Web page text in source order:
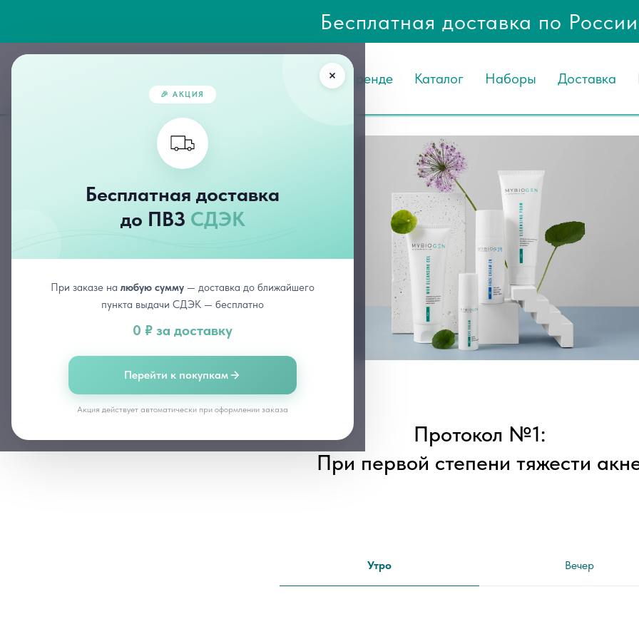
Бесплатная доставка по России
🎉 АКЦИЯ
Бесплатная доставка
до ПВЗ СДЭК
При заказе на любую сумму — доставка до ближайшего
пункта выдачи СДЭК — бесплатно
0 ₽ за доставку
Перейти к покупкам
Акция действует автоматически при оформлении заказа
О Бренде Каталог Наборы Доставка
Протокол №1:
При первой степени тяжести
Утро Вечер